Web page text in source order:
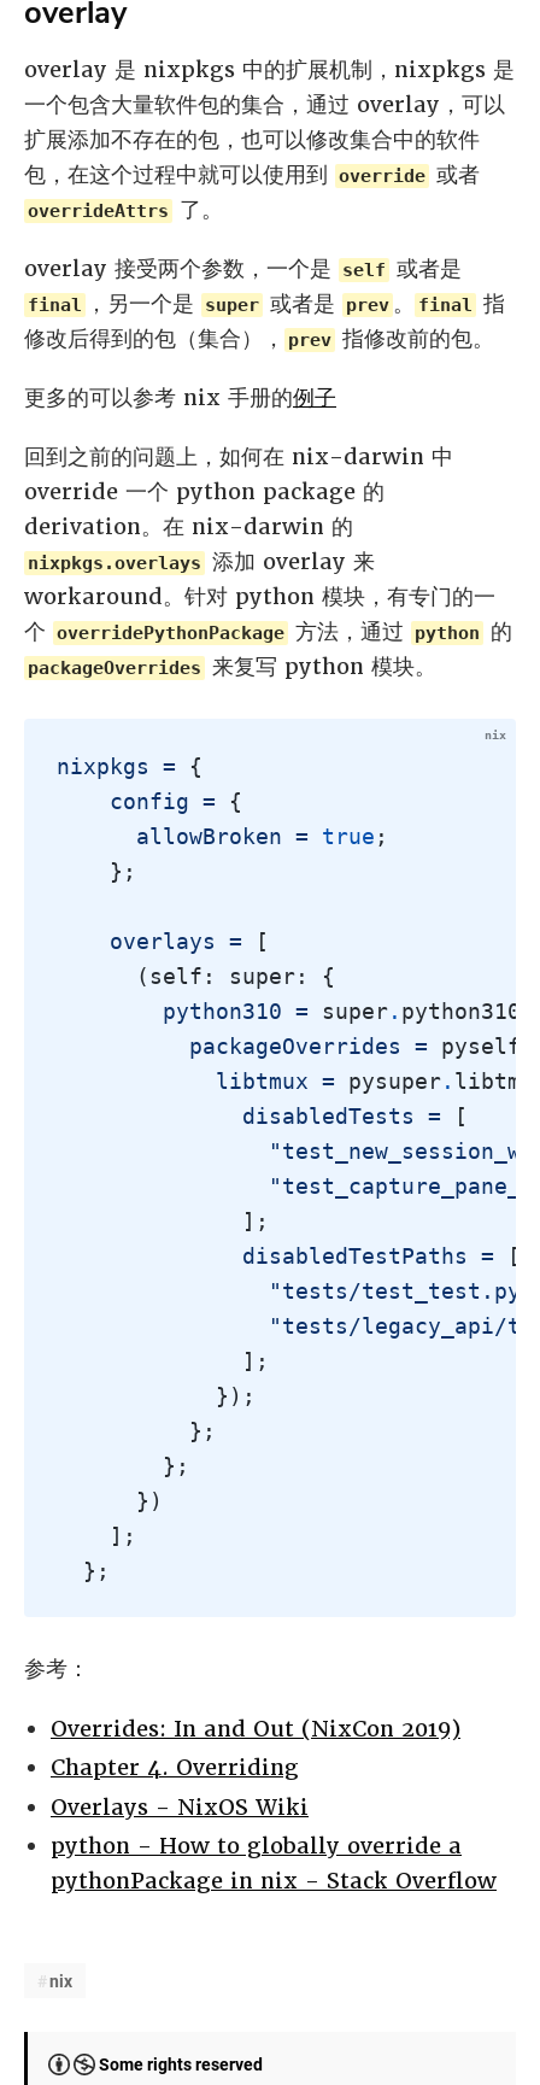
overlay
overlay 是 nixpkgs 中的扩展机制，nixpkgs 是
一个包含大量软件包的集合，通过 overlay，可以
扩展添加不存在的包，也可以修改集合中的软件
包，在这个过程中就可以使用到 override 或者
overrideAttrs 了。
overlay 接受两个参数，一个是 self 或者是
final ，另一个是 super 或者是 prev 。 final 指
修改后得到的包（集合），
prev 指修改前的包。
更多的可以参考 nix 手册的例子
回到之前的问题上，如何在 nix-darwin 中
override 一个 python package 的
derivation。在 nix-darwin 的
nixpkgs.overlays 添加 overlay 来
workaround。针对 python 模块，有专门的一
个 overridePythonPackage 方法，通过 python 的
packageOverrides 来复写 python 模块。
nixpkgs =
{
config =
{
allowBroken =
true ;
};
overlays =
[
(self : super:
{
python310 = super. python310
packageOverrides = pyself
libtmux = pysuper.
disabledTests =
[
];
disabledTestPaths =
[
"tests/test_test.py"
"tests/legacy_api/
];
});
};
};
})
];
};
参考：
Overrides: In and Out (NixCon 2019)
Chapter 4. Overriding
Overlays - NixOS Wiki
python - How to globally override a
pythonPackage in nix - Stack Overflow
nix
Some rights reserved